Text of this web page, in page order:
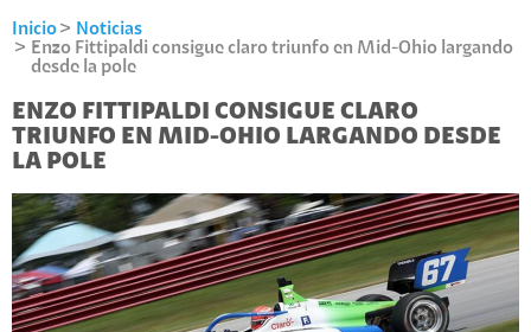
Inicio
Noticias
Enzo Fittipaldi consigue claro triunfo en Mid-Ohio largando
desde la pole
ENZO FITTIPALDI CONSIGUE CLARO
TRIUNFO EN MID-OHIO LARGANDO DESDE
LA POLE